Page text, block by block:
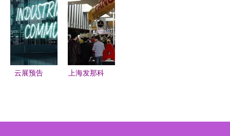
写服务能力
增强大文
章，助力新
质生产力发
展
络技术服务
新概念
云展预告
上海发那科